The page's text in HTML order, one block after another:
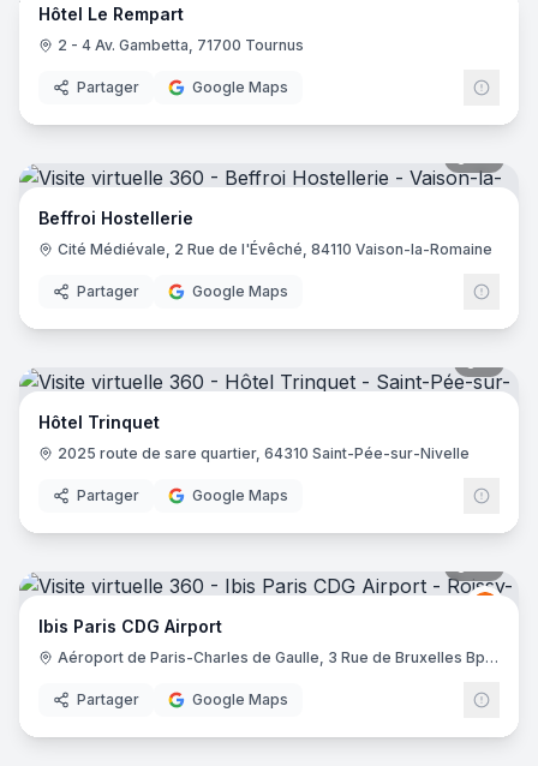
Hôtel Le Rempart
2 - 4 Av. Gambetta, 71700 Tournus
Partager Google Maps
Beffroi Hostellerie
Cité Médiévale, 2 Rue de l'Évêché, 84110 Vaison-la-Romaine
Partager Google Maps
Hôtel Trinquet
2025 route de sare quartier, 64310 Saint-Pée-sur-Nivelle
Partager Google Maps
Ibis
Ibis Paris CDG Airport
Aéroport de Paris-Charles de Gaulle, 3 Rue de Bruxelles Bp 11122, 93290 Roissy-en-France
Partager Google Maps
14